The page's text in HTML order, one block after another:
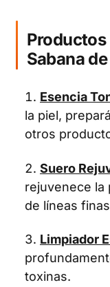
Productos
Sabana
Esencia
la piel,
otros
Suero
rejuvenece la
de líneas
Limpiador
toxinas.